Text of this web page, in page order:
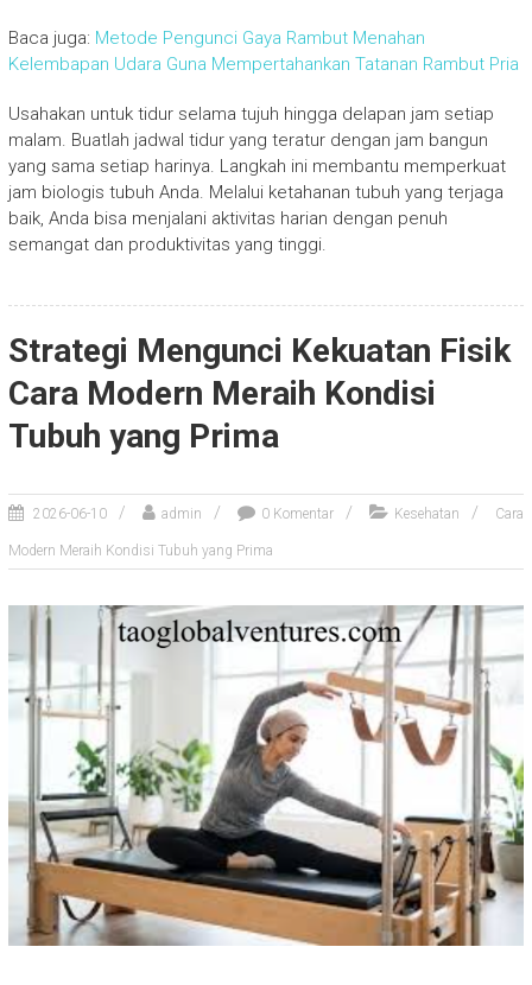
Baca juga: Metode Pengunci Gaya Rambut Menahan
Kelembapan Udara Guna Mempertahankan Tatanan Rambut Pria
Usahakan untuk tidur selama tujuh hingga delapan jam setiap
malam. Buatlah jadwal tidur yang teratur dengan jam bangun
yang sama setiap harinya. Langkah ini membantu memperkuat
jam biologis tubuh Anda. Melalui ketahanan tubuh yang terjaga
baik, Anda bisa menjalani aktivitas harian dengan penuh
semangat dan produktivitas yang tinggi.
Strategi Mengunci Kekuatan Fisik
Cara Modern Meraih Kondisi
Tubuh yang Prima
2026-06-10 admin 0 Komentar Kesehatan Cara
Modern Meraih Kondisi Tubuh yang Prima